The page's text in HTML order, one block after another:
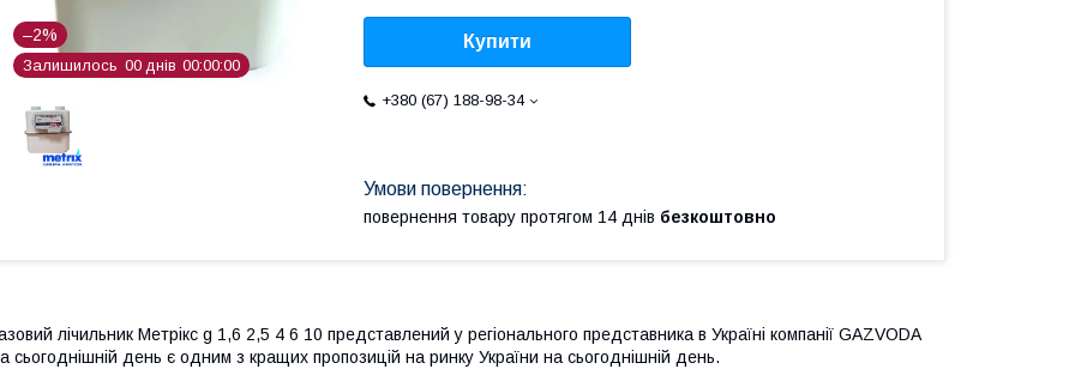
–2%
Залишилось 00 днів 00 00 00
Купити
+380 (67) 188-98-34
повернення товару протягом 14 днів безкоштовно
лічильник Метрікс g 1,6 2,5 4 6 10 представлений у регіонального представника в Україні компанії GAZVODA
сьогоднішній день є одним з кращих пропозицій на ринку України на сьогоднішній день.